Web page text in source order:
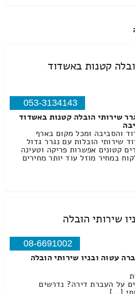
קטנות באשדוד
053-3134143
שירותי הובלה קטנות באשדוד
והסביבה ומכל מקום בארף
שירותי הובלות עם נגרר גדול
קטונים אפשרות פריקה וטעינה
במחיר מוזל עוד יותר מחירים
שירותי הובלה
08-6691002
עטוה ובניו שירותי הובלה
על העברת דירה? נדרשים